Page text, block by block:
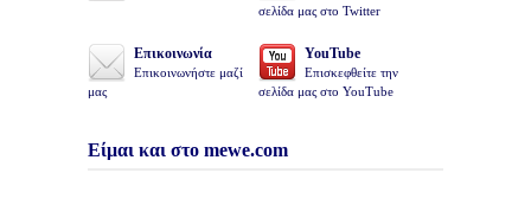
σελίδα μας στο Twitter
Επικοινωνία
Επικοινωνήστε μαζί
μας
YouTube
Επισκεφθείτε την
σελίδα μας στο YouTube
Είμαι και στο mewe.com